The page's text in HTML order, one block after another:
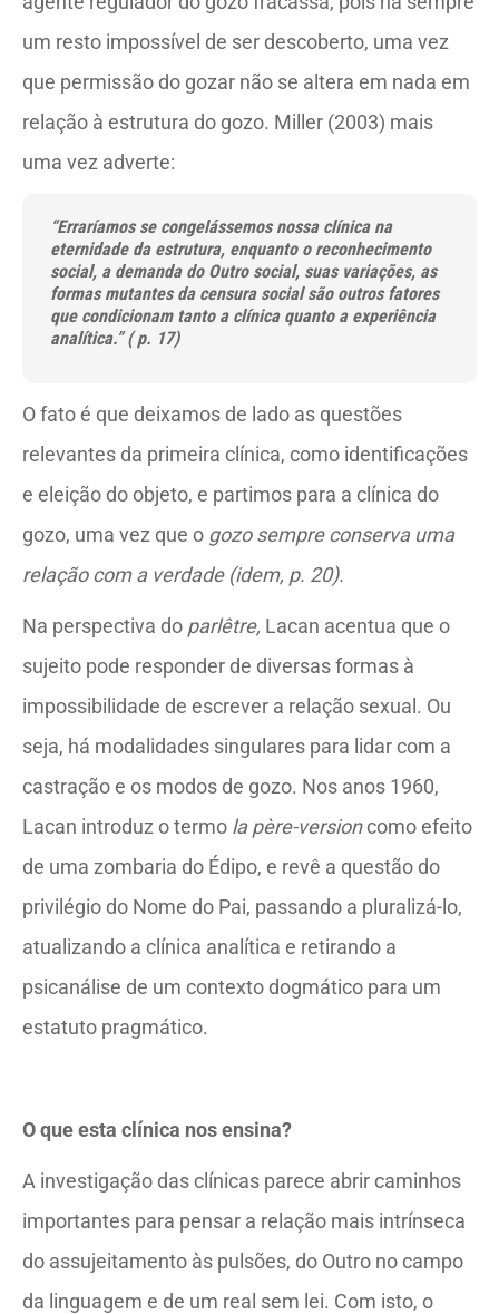
um resto impossível de ser descoberto, uma vez
que permissão do gozar não se altera em nada em
relação à estrutura do gozo. Miller (2003) mais
uma vez adverte:
“Erraríamos se congelássemos nossa clínica na
eternidade da estrutura, enquanto o reconhecimento
social, a demanda do Outro social, suas variações, as
formas mutantes da censura social são outros fatores
que condicionam tanto a clínica quanto a experiência
analítica.” ( p. 17)
O fato é que deixamos de lado as questões
relevantes da primeira clínica, como identificações
e eleição do objeto, e partimos para a clínica do
gozo, uma vez que o gozo sempre conserva uma
relação com a verdade (idem, p. 20).
Na perspectiva do parlêtre, Lacan acentua que o
sujeito pode responder de diversas formas à
impossibilidade de escrever a relação sexual. Ou
seja, há modalidades singulares para lidar com a
castração e os modos de gozo. Nos anos 1960,
Lacan introduz o termo la père-versioncomo efeito
de uma zombaria do Édipo, e revê a questão do
privilégio do Nome do Pai, passando a pluralizá-lo,
atualizando a clínica analítica e retirando a
psicanálise de um contexto dogmático para um
estatuto pragmático.
O que esta clínica nos ensina?
A investigação das clínicas parece abrir caminhos
importantes para pensar a relação mais intrínseca
do assujeitamento às pulsões, do Outro no campo
da linguagem e de um real sem lei. Com isto, o